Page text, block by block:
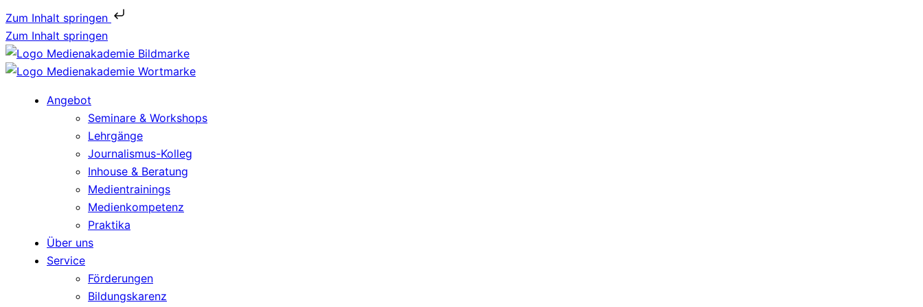
Zum Inhalt springen
Zum Inhalt springen
Angebot
Seminare & Workshops
Lehrgänge
Journalismus-Kolleg
Inhouse & Beratung
Medientrainings
Medienkompetenz
Praktika
Über uns
Service
Förderungen
Bildungskarenz